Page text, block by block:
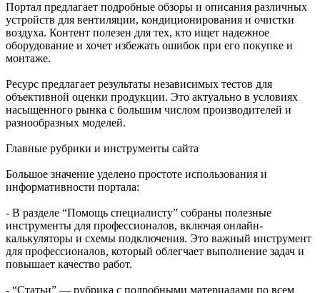
Портал предлагает подробные обзоры и описания различных
устройств для вентиляции, кондиционирования и очистки
воздуха. Контент полезен для тех, кто ищет надежное
оборудование и хочет избежать ошибок при его покупке и
монтаже.
Ресурс предлагает результаты независимых тестов для
объективной оценки продукции. Это актуально в условиях
насыщенного рынка с большим числом производителей и
разнообразных моделей.
Главные рубрики и инструменты сайта
Большое значение уделено простоте использования и
информативности портала:
- В разделе “Помощь специалисту” собраны полезные
инструменты для профессионалов, включая онлайн-
калькуляторы и схемы подключения. Это важный инструмент
для профессионалов, который облегчает выполнение задач и
повышает качество работ.
- “Статьи” — рубрика с подробными материалами по всем